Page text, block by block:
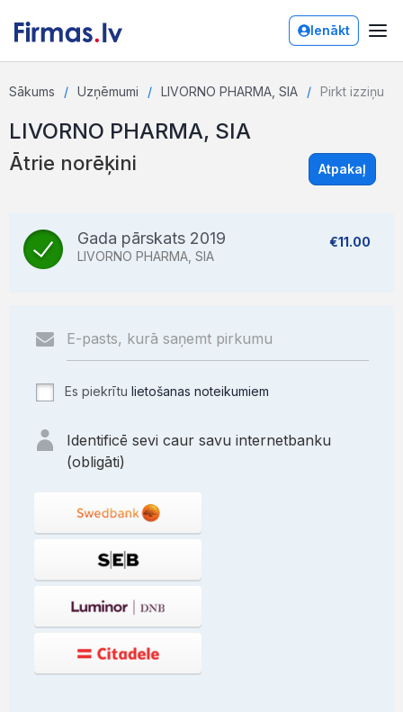
Ienākt
Sākums Uzņēmumi LIVORNO PHARMA, SIA Pirkt izziņu
LIVORNO PHARMA, SIA
Ātrie norēķini Atpakaļ
Gada pārskats 2019
LIVORNO PHARMA, SIA
€11.00
Es piekrītu lietošanas noteikumiem
Identificē sevi caur savu internetbanku
(obligāti)